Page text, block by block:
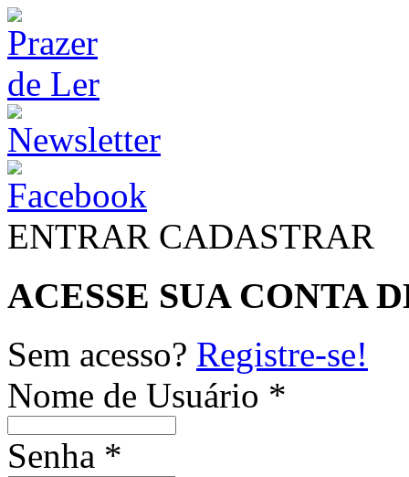
ENTRAR CADASTRAR
ACESSE SUA CONTA
Sem acesso? Registre-se!
Nome de Usuário *
Senha *